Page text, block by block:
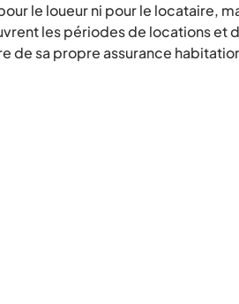
le loueur ni pour le locataire,
les périodes de locations et
de sa propre assurance